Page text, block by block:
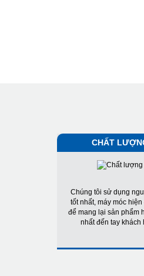
CHẤT
Chúng tôi sử dụng
tốt nhất, máy móc
để mang lại sản phẩm
nhất đến tay khách